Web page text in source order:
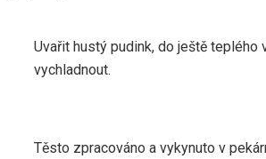
Uvařit hustý pudink, do ještě teplého
vychladnout.
Těsto zpracováno a vykynuto v